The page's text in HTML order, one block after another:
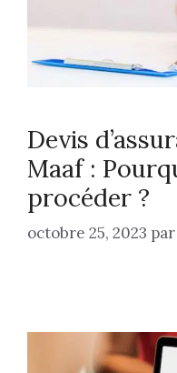
Devis
Maaf :
procéder ?
octobre 25, 2023 par